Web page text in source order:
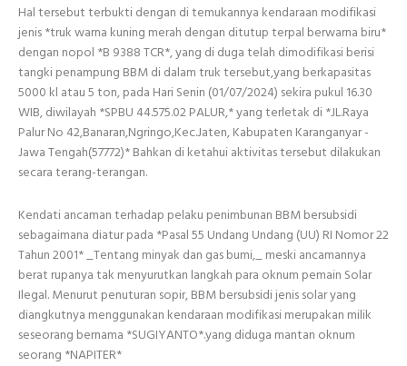
Hal tersebut terbukti dengan di temukannya kendaraan modifikasi
jenis *truk warna kuning merah dengan ditutup terpal berwarna biru*
dengan nopol *B 9388 TCR*, yang di duga telah dimodifikasi berisi
tangki penampung BBM di dalam truk tersebut,yang berkapasitas
5000 kl atau 5 ton, pada Hari Senin (01/07/2024) sekira pukul 16.30
WIB, diwilayah *SPBU 44.575.02 PALUR,* yang terletak di *JL.Raya
Palur No 42,Banaran,Ngringo,Kec.Jaten, Kabupaten Karanganyar -
Jawa Tengah(57772)* Bahkan di ketahui aktivitas tersebut dilakukan
secara terang-terangan.
Kendati ancaman terhadap pelaku penimbunan BBM bersubsidi
sebagaimana diatur pada *Pasal 55 Undang Undang (UU) RI Nomor 22
Tahun 2001* _Tentang minyak dan gas bumi,_ meski ancamannya
berat rupanya tak menyurutkan langkah para oknum pemain Solar
Ilegal. Menurut penuturan sopir, BBM bersubsidi jenis solar yang
diangkutnya menggunakan kendaraan modifikasi merupakan milik
seseorang bernama *SUGIYANTO*.yang diduga mantan oknum
seorang *NAPITER*